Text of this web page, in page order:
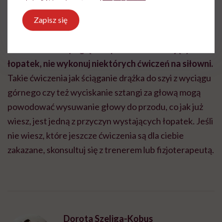
wydechem rozluźnij plecy, wracając do pozycji
wyjściowej.
łopatek, nie wykonuj niektórych ćwiczeń na siłowni.
Takie ćwiczenia jak ściąganie drążka do szyi z wyciągu
górnego czy też wyciskanie sztangi za głową mogą
powodować wysuwanie głowy do przodu, co jak już
wiesz, jest jedną z przyczyn wystających łopatek. Jeśli
nie wiesz, które jeszcze ćwiczenia są dla ciebie
zakazane, skonsultuj się z trenerem lub fizjoterapeutą.
Dorota Szeliga-Kobus
Zapisz się